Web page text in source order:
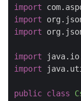
import
import
import
import
import
public class